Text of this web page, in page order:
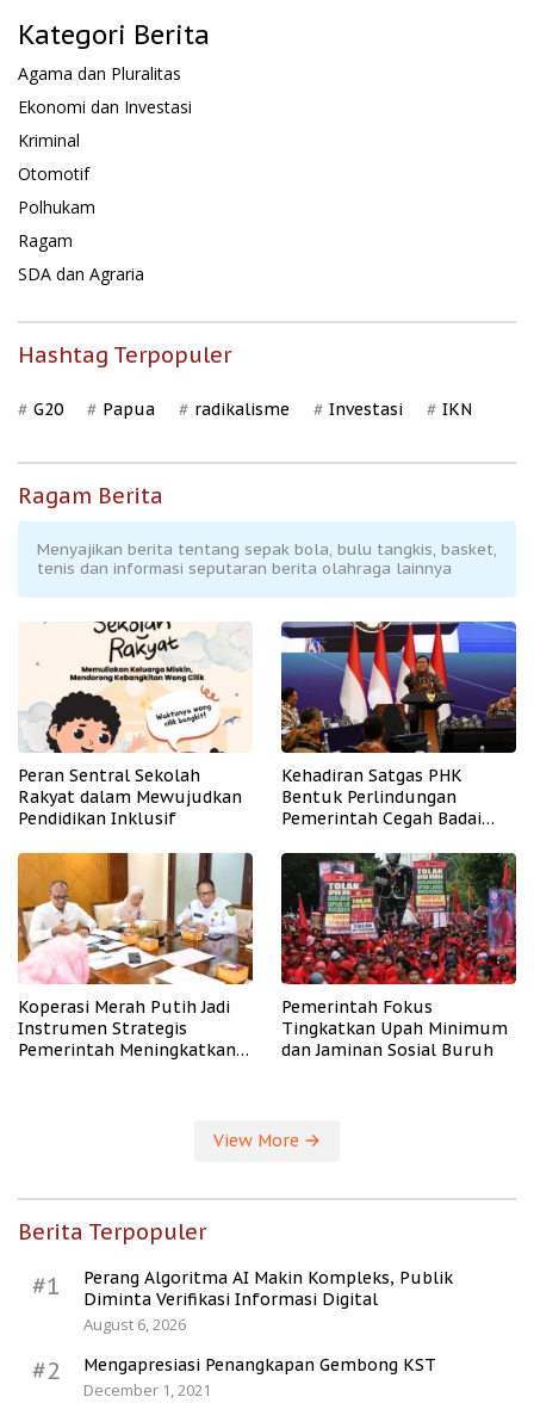
Kategori Berita
Agama dan Pluralitas
Ekonomi dan Investasi
Kriminal
Otomotif
Polhukam
Ragam
SDA dan Agraria
Hashtag Terpopuler
G20 Papua radikalisme Investasi IKN
Ragam Berita
Menyajikan berita tentang sepak bola, bulu tangkis, basket,
tenis dan informasi seputaran berita olahraga lainnya
Peran Sentral Sekolah
Rakyat dalam Mewujudkan
Pendidikan Inklusif
Kehadiran Satgas PHK
Bentuk Perlindungan
Pemerintah Cegah Badai
Koperasi Merah Putih Jadi
Instrumen Strategis
Pemerintah Meningkatkan
Pemerintah Fokus
Tingkatkan Upah Minimum
dan Jaminan Sosial Buruh
View More
Berita Terpopuler
#1
Perang Algoritma AI Makin Kompleks, Publik
Diminta Verifikasi Informasi Digital
August 6, 2026
#2
Mengapresiasi Penangkapan Gembong KST
December 1, 2021